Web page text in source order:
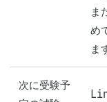
ま
め
ま
次に受験予